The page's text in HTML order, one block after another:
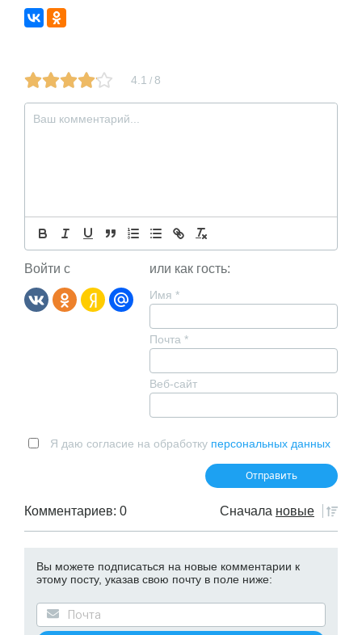
4.1 / 8
Войти с или как гость:
Имя *
Почта *
Веб-сайт
Я даю согласие на обработку персональных данных
Комментариев: 0 Сначала новые
Вы можете подписаться на новые комментарии к
этому посту, указав свою почту в поле ниже: